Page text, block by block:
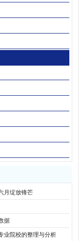
月绽放锋芒
据
业院校的整理与分析